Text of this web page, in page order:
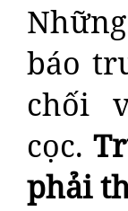
báo
chối
cọc.
phải